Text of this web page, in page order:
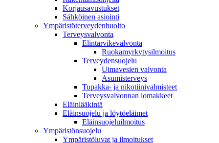
Korjausavustukset
Sähköinen asiointi
Ympäristöterveydenhuolto
Terveysvalvonta
Elintarvikevalvonta
Ruokamyrkytysilmoitus
Terveydensuojelu
Uimavesien valvonta
Asumisterveys
Tupakka- ja nikotiinivalmisteet
Terveysvalvonnan lomakkeet
Eläinlääkintä
Eläinsuojelu ja löytöeläimet
Eläinsuojeluilmoitus
Ympäristönsuojelu
Ympäristöluvat ja ilmoitukset